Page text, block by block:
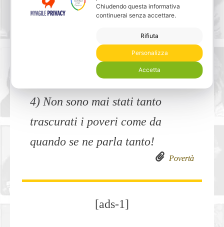
umanitari più apprezzati.
4) Non sono mai stati tanto
trascurati i poveri come da
quando se ne parla tanto!
Povertà
[ads-1]
Chiudendo questa informativa
continuerai senza accettare.
Accetta
Rifiuta
Personalizza